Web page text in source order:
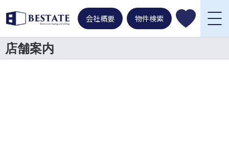
会社概要 物件検索
店舗案内